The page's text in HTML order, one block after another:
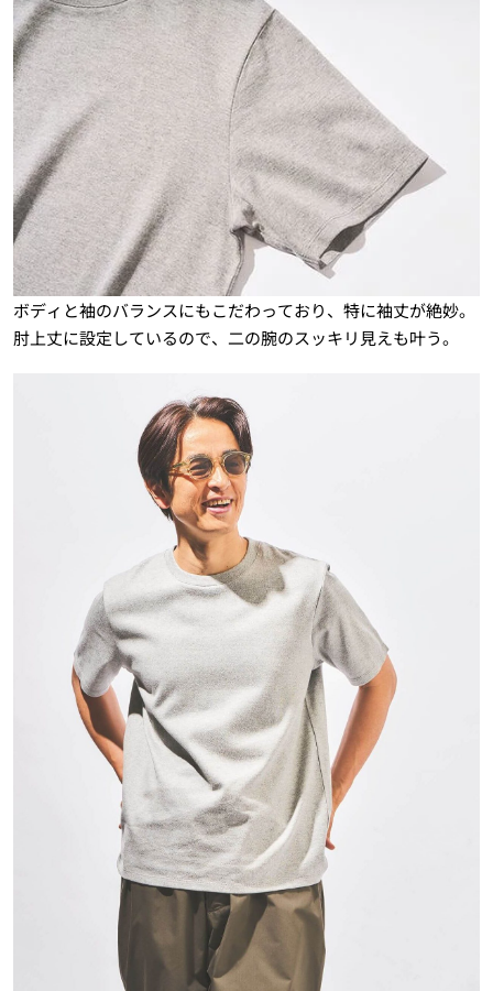
ボディと袖のバランスにもこだわっており、特に袖丈が絶妙。
肘上丈に設定しているので、二の腕のスッキリ見えも叶う。